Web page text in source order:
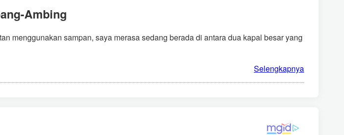
Ambing
menggunakan sampan, saya merasa sedang berada di antara dua kapal besar yang
Selengkapnya